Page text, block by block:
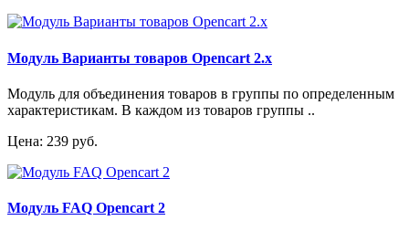
Модуль Варианты товаров Opencart 2.x
Модуль для объединения товаров в группы по определенным
характеристикам. В каждом из товаров группы ..
Цена: 239 руб.
Модуль FAQ Opencart 2